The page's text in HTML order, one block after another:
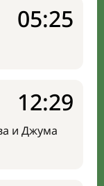
05:25
и Джума
12:29